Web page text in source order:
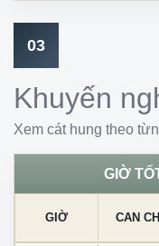
03
Khuyến
Xem cát hung theo
GIỜ
GIỜ CAN CHI